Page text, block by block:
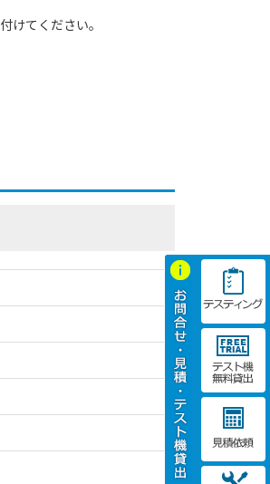
けてください。